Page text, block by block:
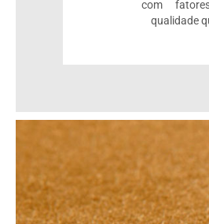
com
qualidade